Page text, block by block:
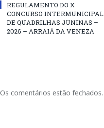
REGULAMENTO DO X
CONCURSO INTERMUNICIPAL
DE QUADRILHAS JUNINAS –
2026 – ARRAIÁ DA VENEZA
Os comentários estão fechados.